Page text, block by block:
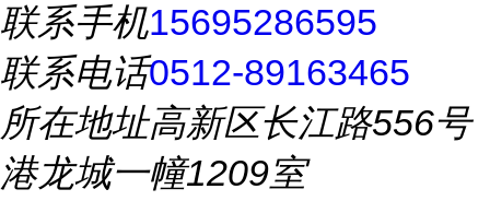
联系手机15695286595
联系电话0512-89163465
所在地址高新区长江路556号
港龙城一幢1209室